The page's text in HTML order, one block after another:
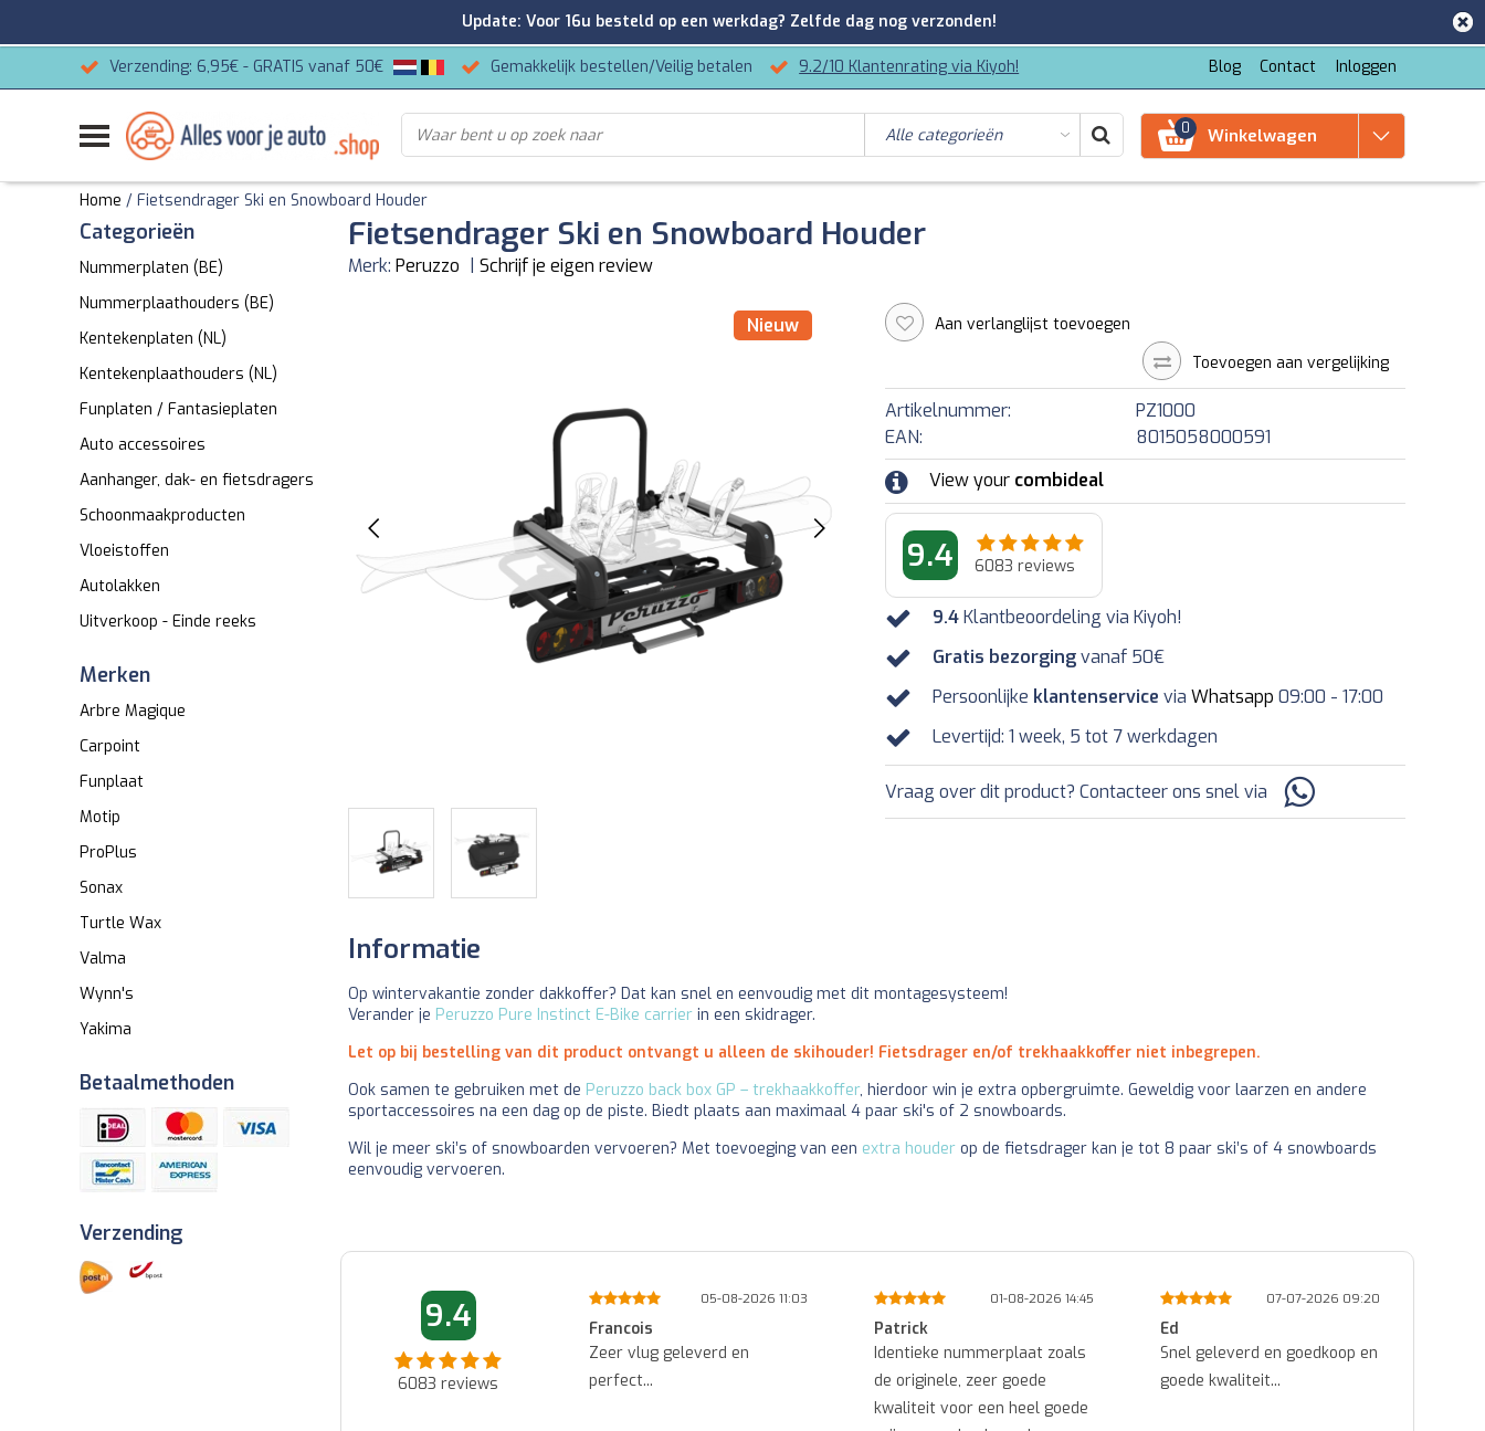
Verzending: 6,95€ - GRATIS vanaf 50€ Gemakkelijk bestellen/Veilig betalen 9.2/10 Klantenrating via Kiyoh! Blog Contact Inloggen
0 Winkelwagen
Home / Fietsendrager Ski en Snowboard Houder
Categorieën
Nummerplaten (BE)
Nummerplaathouders (BE)
Kentekenplaten (NL)
Kentekenplaathouders (NL)
Funplaten / Fantasieplaten
Auto accessoires
Aanhanger, dak- en fietsdragers
Schoonmaakproducten
Vloeistoffen
Autolakken
Uitverkoop - Einde reeks
Merken
Arbre Magique
Carpoint
Funplaat
Motip
ProPlus
Sonax
Turtle Wax
Valma
Wynn's
Yakima
Betaalmethoden
Verzending
Fietsendrager Ski en Snowboard Houder
Merk: Peruzzo Schrijf je eigen review
Nieuw
Aan verlanglijst toevoegen
Toevoegen aan vergelijking
Artikelnummer:
PZ1000
EAN:
8015058000591
View your combideal
9.4 6083 reviews
9.4Klantbeoordeling via Kiyoh!
Gratis bezorgingvanaf 50€
Persoonlijke klantenservice via Whatsapp 09:00 - 17:00
Levertijd: 1 week, 5 tot 7 werkdagen
Vraag over dit product? Contacteer ons snel via
Informatie
Op wintervakantie zonder dakkoffer? Dat kan snel en eenvoudig met dit montagesysteem!
Verander je Peruzzo Pure Instinct E-Bike carrier in een skidrager.
Let op bij bestelling van dit product ontvangt u alleen de skihouder! Fietsdrager en/of trekhaakkoffer niet inbegrepen.
Ook samen te gebruiken met de Peruzzo back box GP – trekhaakkoffer, hierdoor win je extra opbergruimte. Geweldig voor laarzen en andere
sportaccessoires na een dag op de piste. Biedt plaats aan maximaal 4 paar ski's of 2 snowboards.
Wil je meer ski’s of snowboarden vervoeren? Met toevoeging van een extra houder op de fietsdrager kan je tot 8 paar ski’s of 4 snowboards
eenvoudig vervoeren.
9.4
6083 reviews
05-08-2026 11:03
Zeer vlug geleverd en
01-08-2026 14:45
Patrick
Identieke nummerplaat zoals
de originele, zeer goede
07-07-2026 09:20
Ed
Snel geleverd en goedkoop en
goede kwaliteit...
05-07-2026 11:08
Michel
ok...
Update: Voor 16u besteld op een werkdag? Zelfde dag nog verzonden!